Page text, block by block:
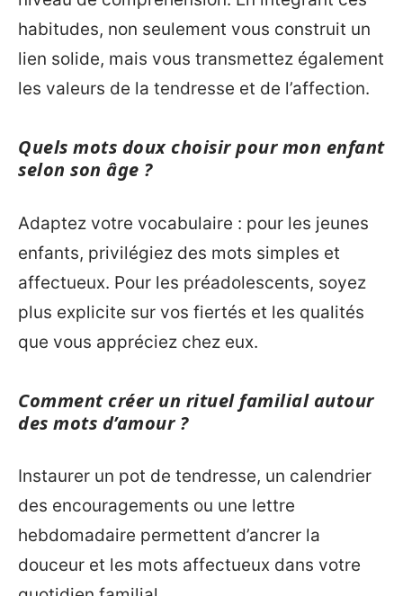
habitudes, non seulement vous construit un
lien solide, mais vous transmettez également
les valeurs de la tendresse et de l’affection.
Quels mots doux choisir pour mon enfant
selon son âge ?
Adaptez votre vocabulaire : pour les jeunes
enfants, privilégiez des mots simples et
affectueux. Pour les préadolescents, soyez
plus explicite sur vos fiertés et les qualités
que vous appréciez chez eux.
Comment créer un rituel familial autour
des mots d’amour ?
Instaurer un pot de tendresse, un calendrier
des encouragements ou une lettre
hebdomadaire permettent d’ancrer la
douceur et les mots affectueux dans votre